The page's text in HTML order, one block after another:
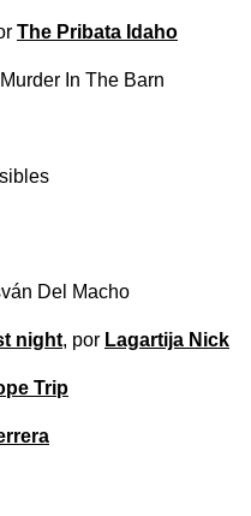
The Pribata Idaho
In The Barn
Del Macho
night, por Lagartija Nick
Trip